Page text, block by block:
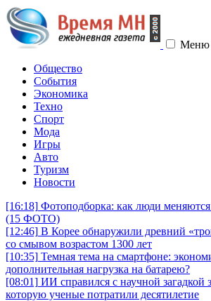
Меню
Общество
События
Экономика
Техно
Спорт
Мода
Игры
Авто
Туризм
Новости
[16:18] Фотоподборка: как люди
(15 ФОТО)
[12:46] В Корее обнаружили древний
со смывом возрастом 1300 лет
[10:35] Темная тема на смартфоне:
дополнительная нагрузка на батарею?
[08:01] ИИ справился с научной загадкой
которую ученые потратили десятилетие